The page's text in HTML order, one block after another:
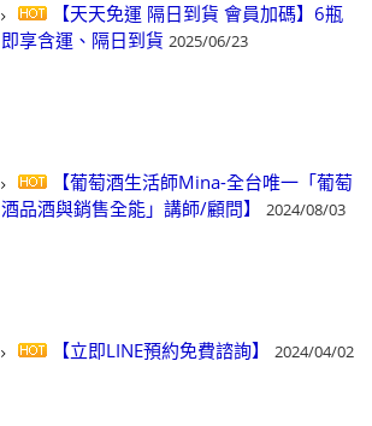
【天天免運 隔日到貨 會員加碼】6瓶
即享含運、隔日到貨 2025/06/23
【葡萄酒生活師Mina-全台唯一「葡萄
酒品酒與銷售全能」講師/顧問】
2024/08/03
【立即LINE預約免費諮詢】 2024/04/02